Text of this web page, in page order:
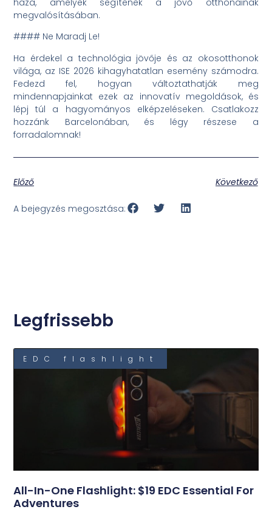
megvalósításában.
#### Ne Maradj Le!
Ha érdekel a technológia jövője és az okosotthonok
világa, az ISE 2026 kihagyhatatlan esemény számodra.
Fedezd fel, hogyan változtathatják meg
mindennapjainkat ezek az innovatív megoldások, és
lépj túl a hagyományos elképzeléseken. Csatlakozz
hozzánk Barcelonában, és légy részese a
forradalomnak!
Előző Következő
A bejegyzés megosztása:
Legfrissebb
EDC flashlight
All-In-One Flashlight: $19 EDC Essential For
Adventures